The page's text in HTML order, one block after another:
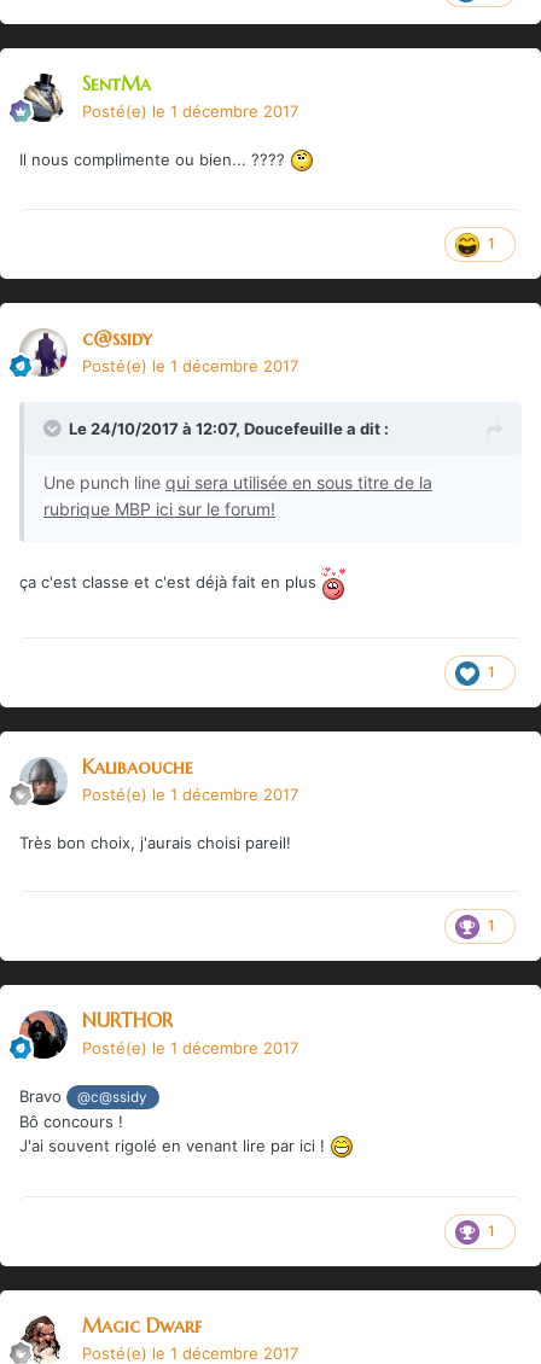
SentMa
Posté(e) le 1 décembre 2017
Il nous complimente ou bien... ????
1
c@ssidy
Posté(e) le 1 décembre 2017
Le 24/10/2017 à 12:07, Doucefeuillea dit :
Une punch line qui sera utilisée en sous titre de la
rubrique MBP ici sur le forum!
ça c'est classe et c'est déjà fait en plus
1
Kalibaouche
Posté(e) le 1 décembre 2017
Très bon choix, j'aurais choisi pareil!
1
NURTHOR
Posté(e) le 1 décembre 2017
Bravo @c@ssidy
Bô concours !
J'ai souvent rigolé en venant lire par ici !
1
Magic Dwarf
Posté(e) le 1 décembre 2017